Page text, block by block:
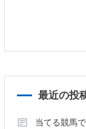
最近の投
当てる競馬